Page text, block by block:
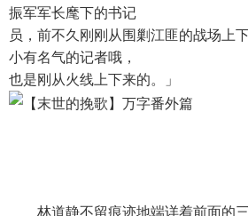
振军军长麾下的书记
员，前不久刚刚从围剿江匪的战场上
小有名气的记者哦，
也是刚从火线上下来的。」
林道静不留痕迹地端详着前面的三